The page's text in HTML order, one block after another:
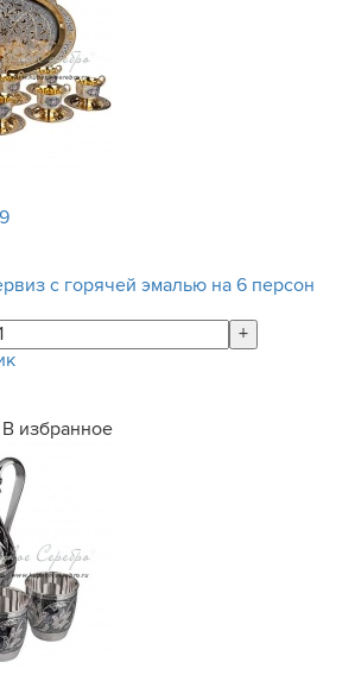
с горячей эмалью на 6 персон
+
В избранное